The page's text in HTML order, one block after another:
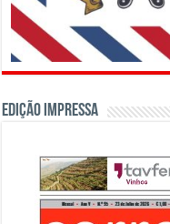
Edição Impressa